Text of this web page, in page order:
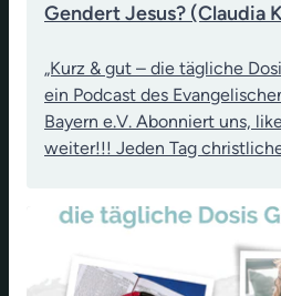
Gendert Jesus? (Claudia
„Kurz & gut – die tägliche
ein Podcast des
Bayern e.V. Abonniert uns,
weiter!!! Jeden Tag